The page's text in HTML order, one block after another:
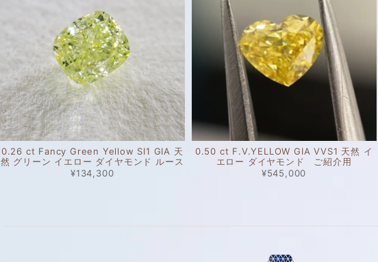
0.26 ct Fancy Green Yellow SI1 GIA 天
然 グリーン イエロー ダイヤモンド ルース
¥134,300
0.50 ct F.V.YELLOW GIA VVS1 天然 イ
エロー ダイヤモンド ご紹介用
¥545,000